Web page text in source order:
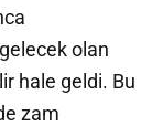
olan
hale geldi. Bu
zam